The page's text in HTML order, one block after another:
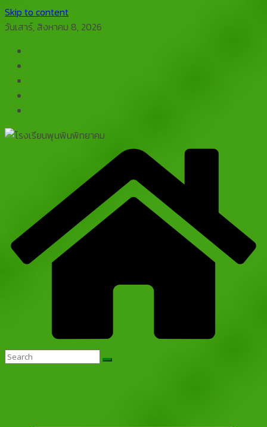
Skip to content
วันเสาร์, สิงหาคม 8, 2026